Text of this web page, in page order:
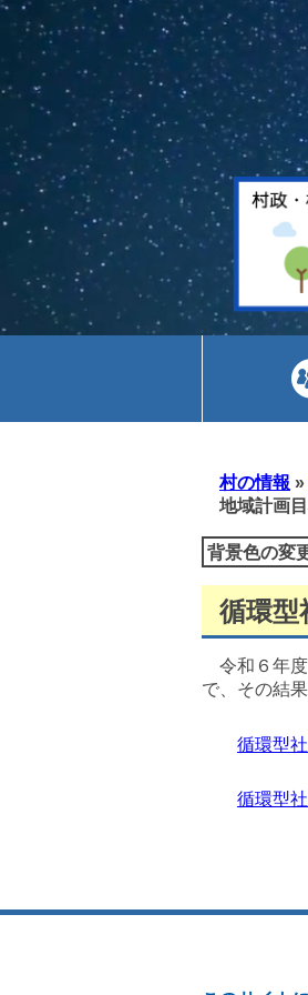
村の情報 »
地域計画
背景色の変
循環型
令和６年度
で、その結
循環型
循環型